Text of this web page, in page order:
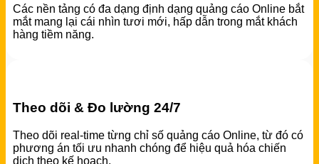
Các nền tảng có đa dạng định dạng quảng cáo Online bắt
mắt mang lại cái nhìn tươi mới, hấp dẫn trong mắt khách
hàng tiềm năng.
Theo dõi & Đo lường 24/7
Theo dõi real-time từng chỉ số quảng cáo Online, từ đó có
phương án tối ưu nhanh chóng để hiệu quả hóa chiến
dịch theo kế hoạch.